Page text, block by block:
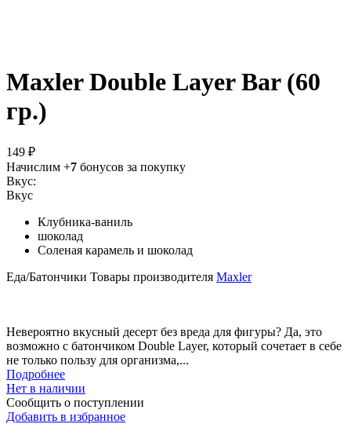
Maxler Double Layer Bar (60
гр.)
149 ₽
Начислим +7 бонусов за покупку
Вкус:
Вкус
Клубника-ваниль
шоколад
Соленая карамель и шоколад
Еда/Батончики Товары производителя Maxler
Невероятно вкусный десерт без вреда для фигуры? Да, это
возможно с батончиком Double Layer, который сочетает в себе
не только пользу для организма,...
Подробнее
Нет в наличии
Сообщить о поступлении
Добавить в избранное